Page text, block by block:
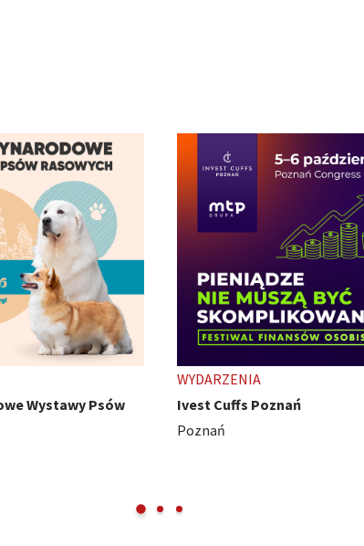
TARGI
HobbyCon - z pasji się nie
Międzynarodowe Targi